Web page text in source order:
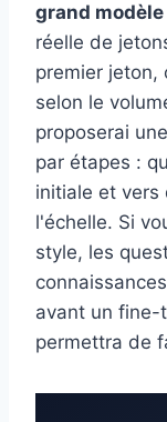
grand
réelle de
premier jeton,
selon le
proposerai
par étapes :
initiale et vers
l'échelle. Si
style, les
avant un fine-
permettra de